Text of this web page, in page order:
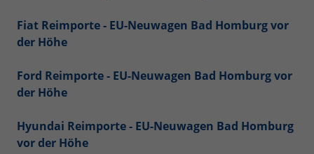
Fiat Reimporte - EU-Neuwagen Bad Homburg vor
der Höhe
Ford Reimporte - EU-Neuwagen Bad Homburg vor
der Höhe
Hyundai Reimporte - EU-Neuwagen Bad Homburg
vor der Höhe